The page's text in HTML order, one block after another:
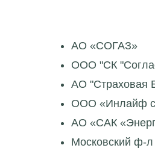
АО «СОГАЗ»
ООО "СК
АО "Страховая
ООО «Инлайф
АО «САК
Московский ф-